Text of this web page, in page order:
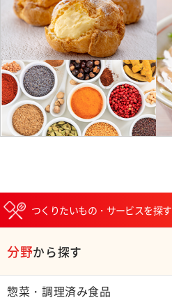
つくりたいもの・サービスを探す
分野から探す
惣菜・調理済み食品